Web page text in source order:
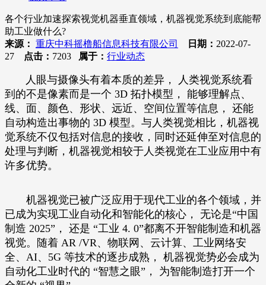
​各个行业加速探索视觉机器垂直领域，机器视觉系统到底能帮
助工业做什么?
来源： 重庆中科摇橹船信息科技有限公司 日期： 2022-07-
27
点击： 7203 属于： 行业动态
人眼与摄像头有着本质的差异， 人类视觉系统看
到的不是像素而是一个 3D 拓扑模型， 能够理解点、
线、面、颜色、形状、远近、空间位置等信息， 还能
自动构造出事物的 3D 模型。与人类视觉相比，机器视
觉系统不仅包括对信息的接收，同时还延伸至对信息的
处理与判断，机器视觉相较于人类视觉在工业应用中有
许多优势。
机器视觉已被广泛应用于现代工业的各个领域，并
已成为实现工业自动化和智能化的核心， 无论是“中国
制造 2025”， 还是 “工业 4. 0”都离不开智能制造和机器
视觉。随着 AR /VR、物联网、云计算、工业网络安
全、AI、5G 等技术的逐步成熟， 机器视觉势必会成为
自动化工业时代的 “智慧之眼”， 为智能制造打开一个